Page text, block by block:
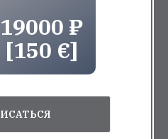
19000 ₽
[150 €]